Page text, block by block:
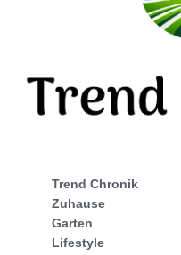
Trend Chronik
Zuhause
Garten
Lifestyle